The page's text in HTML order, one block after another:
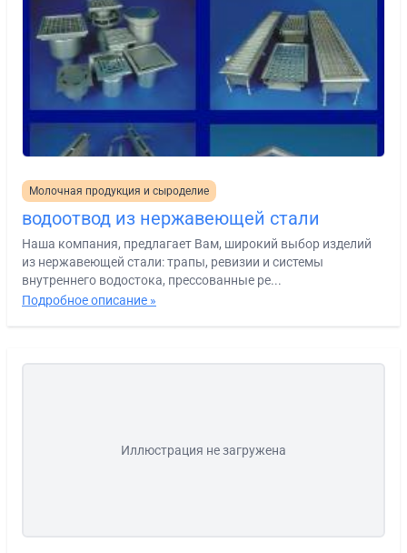
Молочная продукция и сыроделие
водоотвод из нержавеющей стали
Наша компания, предлагает Вам, широкий выбор изделий
из нержавеющей стали: трапы, ревизии и системы
внутреннего водостока, прессованные ре...
Подробное описание »
Иллюстрация не загружена